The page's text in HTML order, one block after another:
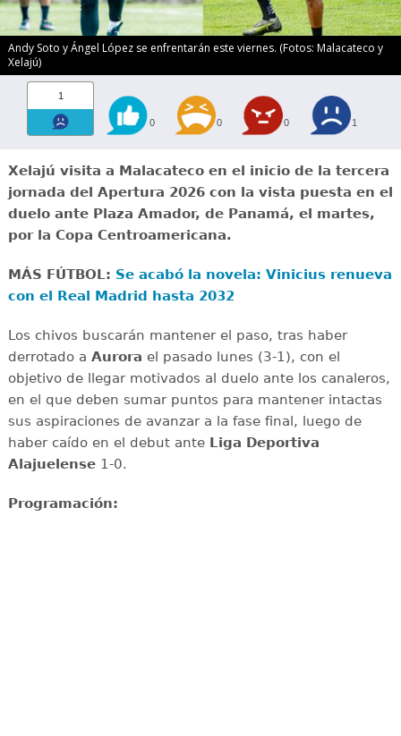
Andy Soto y Ángel López se enfrentarán este viernes. (Fotos: Malacateco y
Xelajú)
1
0 0 0 1
Xelajú visita a Malacateco en el inicio de la tercera
jornada del Apertura 2026 con la vista puesta en el
duelo ante Plaza Amador, de Panamá, el martes,
por la Copa Centroamericana.
MÁS FÚTBOL: Se acabó la novela: Vinicius renueva
con el Real Madrid hasta 2032
Los chivos buscarán mantener el paso, tras haber
derrotado a Aurora el pasado lunes (3-1), con el
objetivo de llegar motivados al duelo ante los canaleros,
en el que deben sumar puntos para mantener intactas
sus aspiraciones de avanzar a la fase final, luego de
haber caído en el debut ante Liga Deportiva
Alajuelense1-0.
Programación: